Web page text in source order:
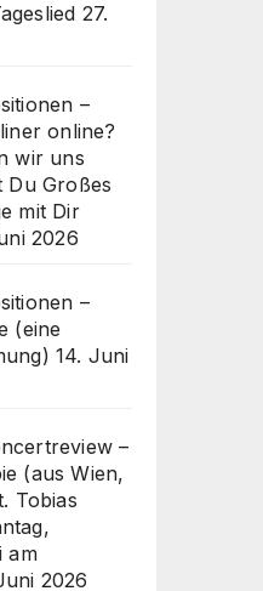
27.
–
online?
wir uns
Du Großes
mit Dir
2026
–
(eine
14. Juni
–
(aus Wien,
Tobias
am
2026